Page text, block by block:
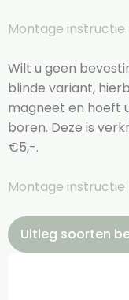
Montage
Wilt u geen
blinde variant,
magneet en hoeft
boren. Deze is
€5,-.
Montage
Uitleg soorten